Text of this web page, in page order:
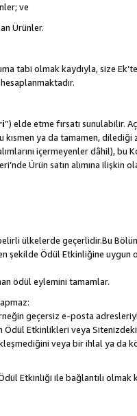
ve
Ürünler.
tabi olmak kaydıyla, size
”) elde etme fırsatı sunulabilir.
ya da tamamen, dilediği
içermeyenler dâhil), bu
Ürün satın alımına
ülkelerde geçerlidir.Bu
şekilde Ödül Etkinliğine
ödül eylemini tamamlar.
geçersiz e-posta
Etkinlikleri veya
veya bir ihlal ya da
ile bağlantılı olmak